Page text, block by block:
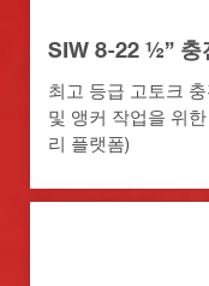
SIW 8-22 ½” 충
최고 등급 고토크
및 앵커 작업을 위
리 플랫폼)